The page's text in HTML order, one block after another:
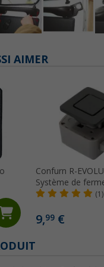
AIMER
Confurn R-
Système de
Lock carré noir (1)
9,99 €